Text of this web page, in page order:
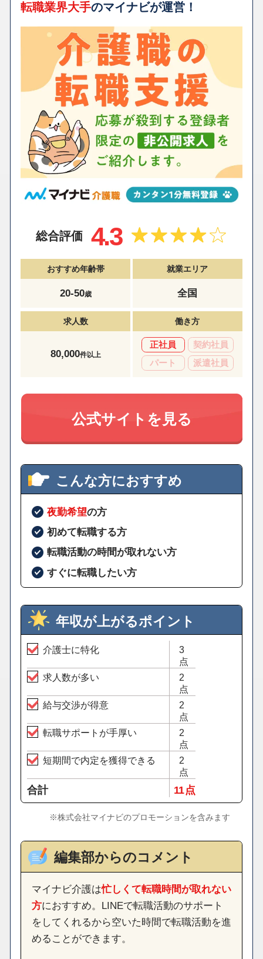
転職業界大手のマイナビが運営！
総合評価 4.3
おすすめ年齢帯
20-50歳
就業エリア
全国
求人数
80,000件以上
働き方
正社員
契約社員
パート
派遣社員
公式サイトを見る
こんな方におすすめ
夜勤希望の方
初めて転職する方
転職活動の時間が取れない方
すぐに転職したい方
年収が上がるポイント
介護士に特化
3
点
求人数が多い
2
点
給与交渉が得意
2
点
転職サポートが手厚い
2
点
短期間で内定を獲得できる
2
点
合計 11 点
※株式会社マイナビのプロモーションを含みます
編集部からのコメント
マイナビ介護は忙しくて転職時間が取れない
方におすすめ。LINEで転職活動のサポート
をしてくれるから空いた時間で転職活動を進
めることができます。